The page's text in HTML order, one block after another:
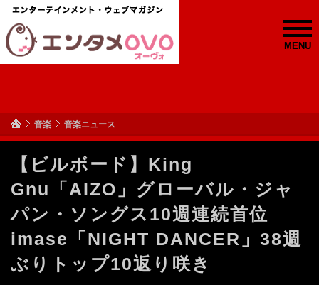
MENU
音楽 音楽ニュース
【ビルボード】King
Gnu「AIZO」グローバル・ジャ
パン・ソングス10週連続首位
imase「NIGHT DANCER」38週
ぶりトップ10返り咲き